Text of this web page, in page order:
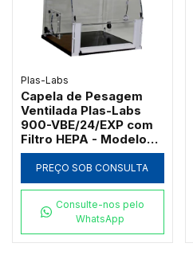
Plas-Labs
Capela de Pesagem
Ventilada Plas-Labs
900-VBE/24/EXP com
Filtro HEPA - Modelo
Compacto
PREÇO SOB CONSULTA
Consulte-nos pelo
WhatsApp